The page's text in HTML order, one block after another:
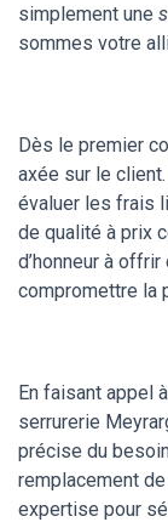
simplement une
sommes votre
Dès le premier
axée sur le
évaluer les frais
de qualité à prix
d’honneur à
compromettre la
En faisant appel
serrurerie
précise du
remplacement
expertise pour